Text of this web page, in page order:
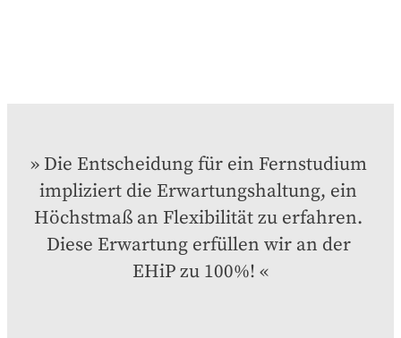
Die Entscheidung für ein Fernstudium
impliziert die Erwartungshaltung, ein
Höchstmaß an Flexibilität zu erfahren.
Diese Erwartung erfüllen wir an der
EHiP zu 100%!